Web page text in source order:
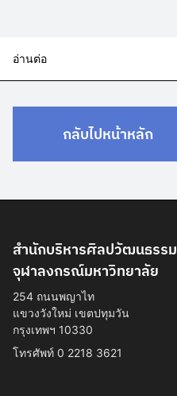
อ่านต่อ
กลับไปหน้าหลัก
สำนักบริหารศิลปวัฒนธรรม
จุฬาลงกรณ์มหาวิทยาลัย
254 ถนนพญาไท
แขวงวังใหม่ เขตปทุมวัน
กรุงเทพฯ 10330
โทรศัพท์ 0 2218 3621